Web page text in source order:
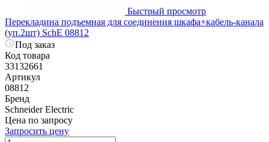
Быстрый просмотр
Перекладина подъемная для соединения шкафа+кабель-канала
(уп.2шт) SchE 08812
Под заказ
Код товара
33132661
Артикул
08812
Бренд
Schneider Electric
Цена по запросу
Запросить цену